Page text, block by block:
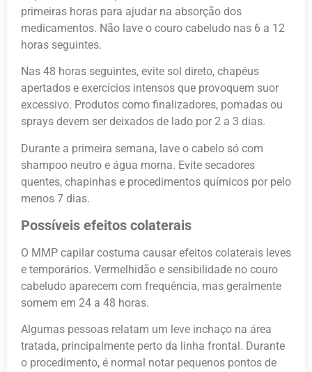
primeiras horas para ajudar na absorção dos
medicamentos. Não lave o couro cabeludo nas 6 a 12
horas seguintes.
Nas 48 horas seguintes, evite sol direto, chapéus
apertados e exercícios intensos que provoquem suor
excessivo. Produtos como finalizadores, pomadas ou
sprays devem ser deixados de lado por 2 a 3 dias.
Durante a primeira semana, lave o cabelo só com
shampoo neutro e água morna. Evite secadores
quentes, chapinhas e procedimentos químicos por pelo
menos 7 dias.
Possíveis efeitos colaterais
O MMP capilar costuma causar efeitos colaterais leves
e temporários. Vermelhidão e sensibilidade no couro
cabeludo aparecem com frequência, mas geralmente
somem em 24 a 48 horas.
Algumas pessoas relatam um leve inchaço na área
tratada, principalmente perto da linha frontal. Durante
o procedimento, é normal notar pequenos pontos de